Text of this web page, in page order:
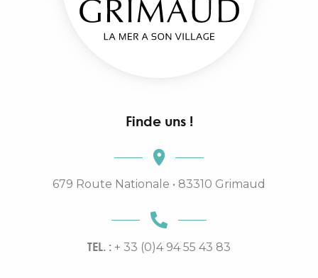
Finde uns !
679 Route Nationale • 83310 Grimaud
TEL. : + 33 (0)4 94 55 43 83